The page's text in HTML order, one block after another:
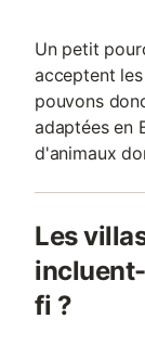
Un petit
acceptent
pouvons
adaptées en
d'animaux
Les
fi ?